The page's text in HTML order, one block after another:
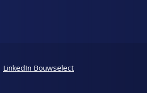
LinkedIn Bouwselect